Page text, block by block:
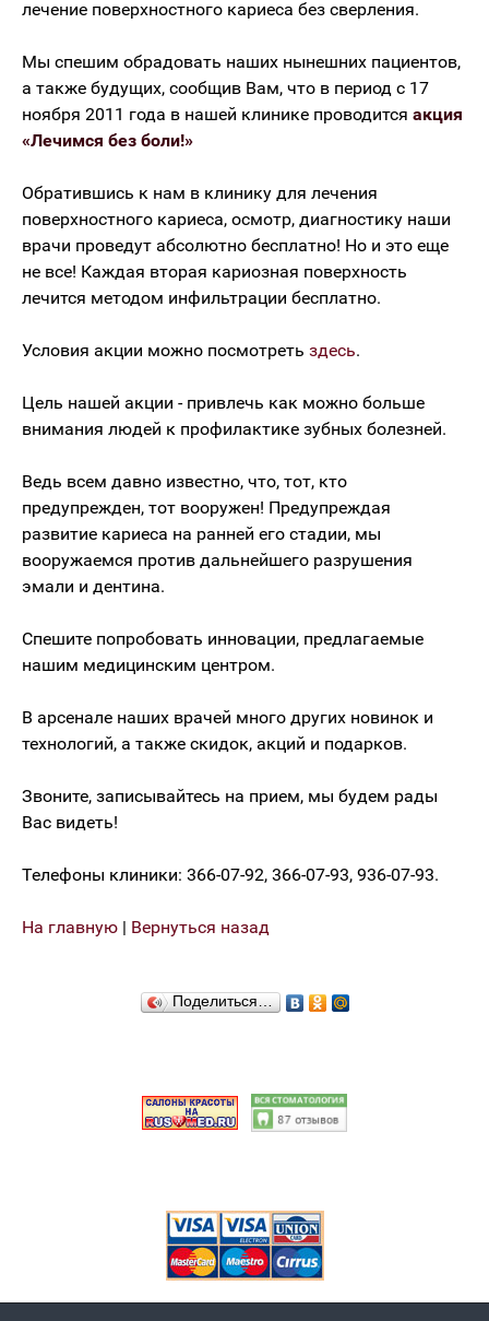
лечение поверхностного кариеса без сверления.
Мы спешим обрадовать наших нынешних пациентов,
а также будущих, сообщив Вам, что в период с 17
ноября 2011 года в нашей клинике проводится акция
«Лечимся без боли!»
Обратившись к нам в клинику для лечения
поверхностного кариеса, осмотр, диагностику наши
врачи проведут абсолютно бесплатно! Но и это еще
не все! Каждая вторая кариозная поверхность
лечится методом инфильтрации бесплатно.
Условия акции можно посмотреть здесь.
Цель нашей акции - привлечь как можно больше
внимания людей к профилактике зубных болезней.
Ведь всем давно известно, что, тот, кто
предупрежден, тот вооружен! Предупреждая
развитие кариеса на ранней его стадии, мы
вооружаемся против дальнейшего разрушения
эмали и дентина.
Спешите попробовать инновации, предлагаемые
нашим медицинским центром.
В арсенале наших врачей много других новинок и
технологий, а также скидок, акций и подарков.
Звоните, записывайтесь на прием, мы будем рады
Вас видеть!
Телефоны клиники: 366-07-92, 366-07-93, 936-07-93.
На главную | Вернуться назад
Поделиться…